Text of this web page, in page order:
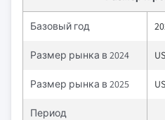
Базовый год
Размер рынка в 2024
Размер рынка в 2025
Период